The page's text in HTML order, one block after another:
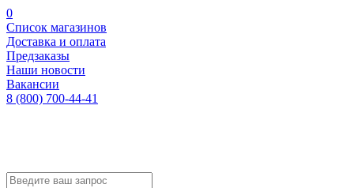
0
Список магазинов
Доставка и оплата
Предзаказы
Наши новости
Вакансии
8 (800) 700-44-41